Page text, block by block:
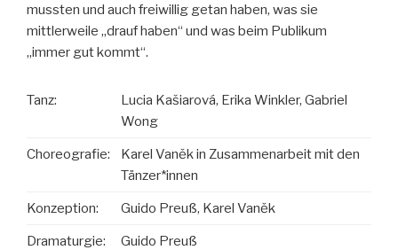
mussten und auch freiwillig getan haben, was sie
mittlerweile „drauf haben“ und was beim Publikum
„immer gut kommt“.
Tanz:
Lucia Kašiarová, Erika Winkler, Gabriel
Wong
Choreografie:
Karel Vaněk in Zusammenarbeit mit den
Tänzer*innen
Konzeption: Guido Preuß, Karel Vaněk
Dramaturgie: Guido Preuß